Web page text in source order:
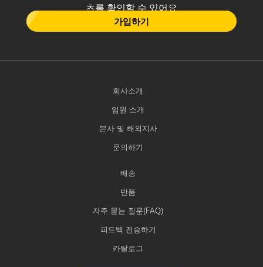
츠를 확인할 수 있어요
가입하기
회사소개
임원 소개
본사 및 해외지사
문의하기
배송
반품
자주 묻는 질문(FAQ)
피드백 전송하기
카탈로그